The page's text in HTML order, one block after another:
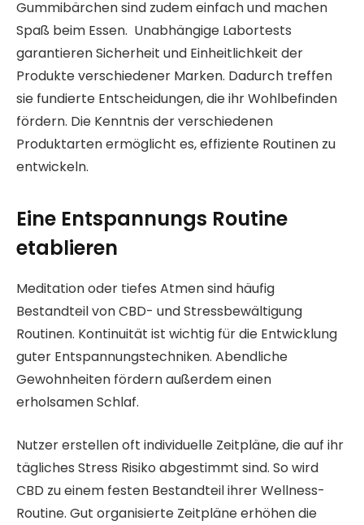
Gummibärchen sind zudem einfach und machen
Spaß beim Essen. Unabhängige Labortests
garantieren Sicherheit und Einheitlichkeit der
Produkte verschiedener Marken. Dadurch treffen
sie fundierte Entscheidungen, die ihr Wohlbefinden
fördern. Die Kenntnis der verschiedenen
Produktarten ermöglicht es, effiziente Routinen zu
entwickeln.
Eine Entspannungs Routine
etablieren
Meditation oder tiefes Atmen sind häufig
Bestandteil von CBD- und Stressbewältigung
Routinen. Kontinuität ist wichtig für die Entwicklung
guter Entspannungstechniken. Abendliche
Gewohnheiten fördern außerdem einen
erholsamen Schlaf.
Nutzer erstellen oft individuelle Zeitpläne, die auf ihr
tägliches Stress Risiko abgestimmt sind. So wird
CBD zu einem festen Bestandteil ihrer Wellness-
Routine. Gut organisierte Zeitpläne erhöhen die